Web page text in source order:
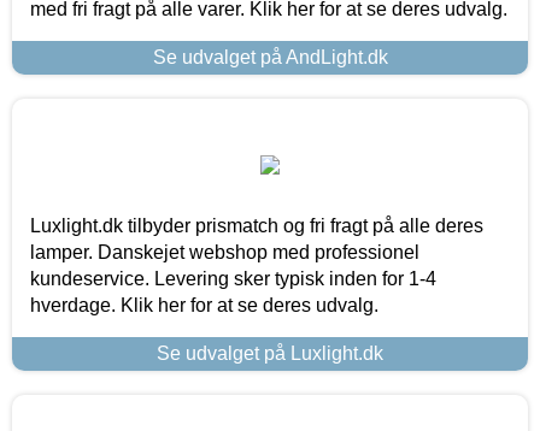
med fri fragt på alle varer. Klik her for at se deres udvalg.
Se udvalget på AndLight.dk
Luxlight.dk tilbyder prismatch og fri fragt på alle deres
lamper. Danskejet webshop med professionel
kundeservice. Levering sker typisk inden for 1-4
hverdage. Klik her for at se deres udvalg.
Se udvalget på Luxlight.dk